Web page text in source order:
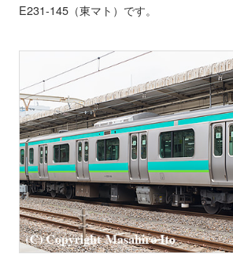
E231-145（東マト）です。